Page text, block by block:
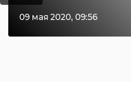
09 мая 2020, 09:56